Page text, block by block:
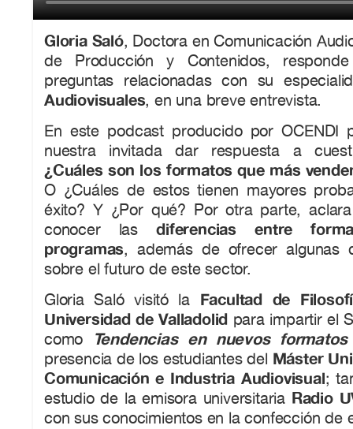
Gloria Saló, Doctora en Comunicación
de Producción y Contenidos,
preguntas relacionadas con su
Audiovisuales, en una breve entrevista.
En este podcast producido por OCENDI
nuestra invitada dar respuesta a
¿Cuáles son los formatos que más
O ¿Cuáles de estos tienen mayores
éxito? Y ¿Por qué? Por otra parte,
conocer lasdiferencias entre
programas, además de ofrecer algunas
sobre el futuro de este sector.
Gloria Saló visitó la Facultad de
Universidad de Valladolid para impartir el
como
Tendencias en nuevos formatos
presencia de los estudiantes del Máster
Comunicación e Industria Audiovisual;
estudio de la emisora universitaria Radio
con sus conocimientos en la confección de